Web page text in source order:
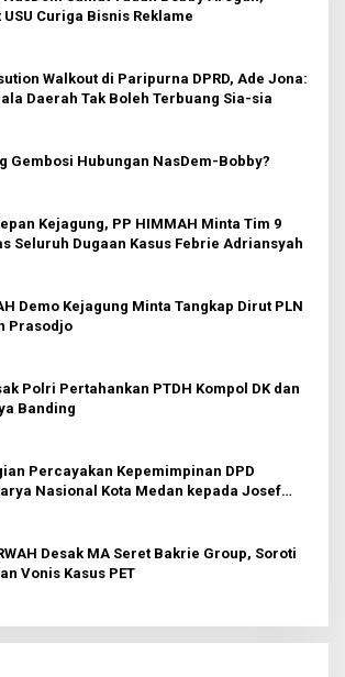
S
Curiga Bisnis Reklame
Walkout di Paripurna DPRD, Ade Jona:
Daerah Tak Boleh Terbuang Sia-sia
Gembosi Hubungan NasDem-Bobby?
Kejagung, PP HIMMAH Minta Tim 9
Seluruh Dugaan Kasus Febrie Adriansyah
Demo Kejagung Minta Tangkap Dirut PLN
Prasodjo
Polri Pertahankan PTDH Kompol DK dan
Banding
Percayakan Kepemimpinan DPD
Nasional Kota Medan kepada Josef
Desak MA Seret Bakrie Group, Soroti
Vonis Kasus PET